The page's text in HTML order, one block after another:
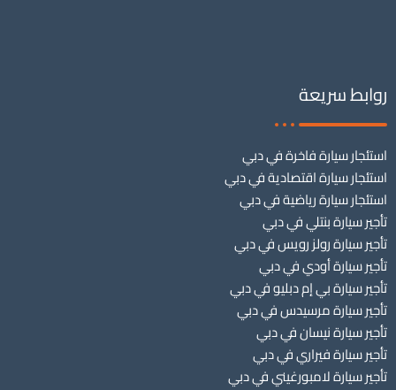
روابط سريعة
استئجار سيارة فاخرة في دبي
استئجار سيارة اقتصادية في دبي
استئجار سيارة رياضية في دبي
تأجير سيارة بنتلي في دبي
تأجير سيارة رولز رويس في دبي
تأجير سيارة أودي في دبي
تأجير سيارة بي إم دبليو في دبي
تأجير سيارة مرسيدس في دبي
تأجير سيارة نيسان في دبي
تأجير سيارة فيراري في دبي
تأجير سيارة لامبورغيني في دبي